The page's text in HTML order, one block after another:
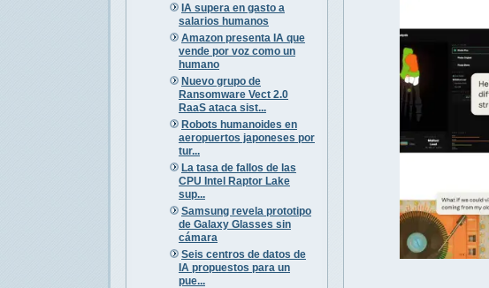
IA supera en gasto a
salarios humanos
Amazon presenta IA que
vende por voz como un
humano
Nuevo grupo de
Ransomware Vect 2.0
RaaS ataca sist...
Robots humanoides en
aeropuertos japoneses por
tur...
La tasa de fallos de las
CPU Intel Raptor Lake
sup...
Samsung revela prototipo
de Galaxy Glasses sin
cámara
Seis centros de datos de
IA propuestos para un
pue...